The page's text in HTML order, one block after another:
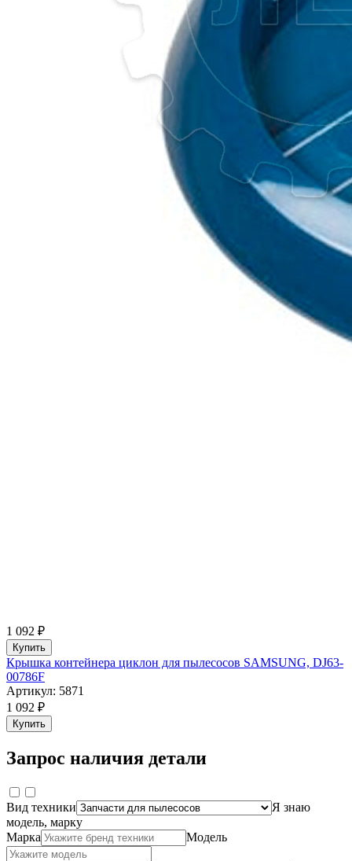
1 092 ₽
Купить
Крышка контейнера циклон для пылесосов SAMSUNG, DJ63-
00786F
Артикул: 5871
1 092 ₽
Купить
Запрос наличия детали
Вид техники
Я знаю
модель, марку
Марка
Модель